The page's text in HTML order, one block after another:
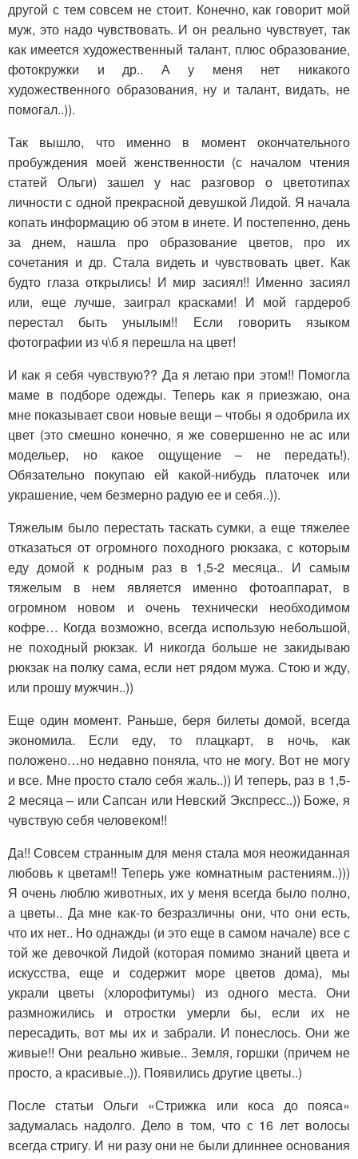
другой с тем совсем не стоит. Конечно, как говорит мой
муж, это надо чувствовать. И он реально чувствует, так
как имеется художественный талант, плюс образование,
фотокружки и др.. А у меня нет никакого
художественного образования, ну и талант, видать, не
помогал..)).
Так вышло, что именно в момент окончательного
пробуждения моей женственности (с началом чтения
статей Ольги) зашел у нас разговор о цветотипах
личности с одной прекрасной девушкой Лидой. Я начала
копать информацию об этом в инете. И постепенно, день
за днем, нашла про образование цветов, про их
сочетания и др. Стала видеть и чувствовать цвет. Как
будто глаза открылись! И мир засиял!! Именно засиял
или, еще лучше, заиграл красками! И мой гардероб
перестал быть унылым!! Если говорить языком
фотографии из ч\б я перешла на цвет!
И как я себя чувствую?? Да я летаю при этом!! Помогла
маме в подборе одежды. Теперь как я приезжаю, она
мне показывает свои новые вещи – чтобы я одобрила их
цвет (это смешно конечно, я же совершенно не ас или
модельер, но какое ощущение – не передать!).
Обязательно покупаю ей какой-нибудь платочек или
украшение, чем безмерно радую ее и себя..)).
Тяжелым было перестать таскать сумки, а еще тяжелее
отказаться от огромного походного рюкзака, с которым
еду домой к родным раз в 1,5-2 месяца.. И самым
тяжелым в нем является именно фотоаппарат, в
огромном новом и очень технически необходимом
кофре… Когда возможно, всегда использую небольшой,
не походный рюкзак. И никогда больше не закидываю
рюкзак на полку сама, если нет рядом мужа. Стою и жду,
или прошу мужчин..))
Еще один момент. Раньше, беря билеты домой, всегда
экономила. Если еду, то плацкарт, в ночь, как
положено…но недавно поняла, что не могу. Вот не могу
и все. Мне просто стало себя жаль..)) И теперь, раз в 1,5-
2 месяца – или Сапсан или Невский Экспресс..)) Боже, я
чувствую себя человеком!!
Да!! Совсем странным для меня стала моя неожиданная
любовь к цветам!! Теперь уже комнатным растениям..)))
Я очень люблю животных, их у меня всегда было полно,
а цветы.. Да мне как-то безразличны они, что они есть,
что их нет.. Но однажды (и это еще в самом начале) все с
той же девочкой Лидой (которая помимо знаний цвета и
искусства, еще и содержит море цветов дома), мы
украли цветы (хлорофитумы) из одного места. Они
размножились и отростки умерли бы, если их не
пересадить, вот мы их и забрали. И понеслось. Они же
живые!! Они реально живые.. Земля, горшки (причем не
просто, а красивые..)). Появились другие цветы..)
После статьи Ольги «Стрижка или коса до пояса»
задумалась надолго. Дело в том, что с 16 лет волосы
всегда стригу. И ни разу они не были длиннее основания